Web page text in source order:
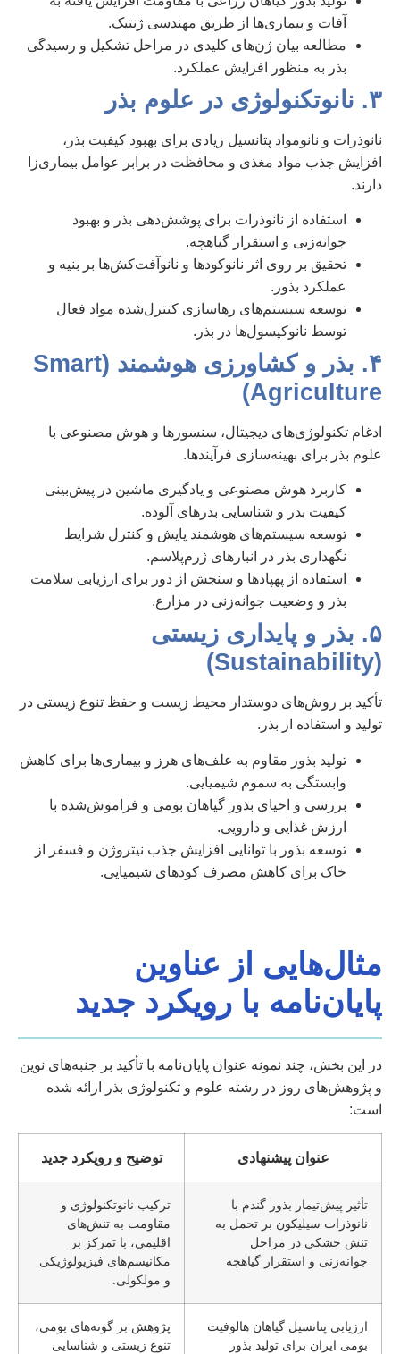
آفات و بیماری‌ها از طریق مهندسی ژنتیک.
مطالعه بیان ژن‌های کلیدی در مراحل تشکیل و رسیدگی
بذر به منظور افزایش عملکرد.
۳. نانوتکنولوژی در علوم بذر
نانوذرات و نانومواد پتانسیل زیادی برای بهبود کیفیت بذر،
افزایش جذب مواد مغذی و محافظت در برابر عوامل بیماری‌زا
دارند.
استفاده از نانوذرات برای پوشش‌دهی بذر و بهبود
جوانه‌زنی و استقرار گیاهچه.
تحقیق بر روی اثر نانوکودها و نانوآفت‌کش‌ها بر بنیه و
عملکرد بذور.
توسعه سیستم‌های رهاسازی کنترل‌شده مواد فعال
توسط نانوکپسول‌ها در بذر.
۴. بذر و کشاورزی هوشمند (Smart
Agriculture)
ادغام تکنولوژی‌های دیجیتال، سنسورها و هوش مصنوعی با
علوم بذر برای بهینه‌سازی فرآیندها.
کاربرد هوش مصنوعی و یادگیری ماشین در پیش‌بینی
کیفیت بذر و شناسایی بذرهای آلوده.
توسعه سیستم‌های هوشمند پایش و کنترل شرایط
نگهداری بذر در انبارهای ژرم‌پلاسم.
استفاده از پهپادها و سنجش از دور برای ارزیابی سلامت
بذر و وضعیت جوانه‌زنی در مزارع.
۵. بذر و پایداری زیستی
(Sustainability)
تأکید بر روش‌های دوستدار محیط زیست و حفظ تنوع زیستی در
تولید و استفاده از بذر.
تولید بذور مقاوم به علف‌های هرز و بیماری‌ها برای کاهش
وابستگی به سموم شیمیایی.
بررسی و احیای بذور گیاهان بومی و فراموش‌شده با
ارزش غذایی و دارویی.
توسعه بذور با توانایی افزایش جذب نیتروژن و فسفر از
خاک برای کاهش مصرف کودهای شیمیایی.
مثال‌هایی از عناوین
پایان‌نامه با رویکرد جدید
در این بخش، چند نمونه عنوان پایان‌نامه با تأکید بر جنبه‌های نوین
و پژوهش‌های روز در رشته علوم و تکنولوژی بذر ارائه شده
است:
عنوان پیشنهادی توضیح و رویکرد جدید
تأثیر پیش‌تیمار بذور گندم با
نانوذرات سیلیکون بر تحمل به
تنش خشکی در مراحل
جوانه‌زنی و استقرار گیاهچه
ترکیب نانوتکنولوژی و
مقاومت به تنش‌های
اقلیمی، با تمرکز بر
مکانیسم‌های فیزیولوژیکی
و مولکولی.
ارزیابی پتانسیل گیاهان هالوفیت
بومی ایران برای تولید بذور
پژوهش بر گونه‌های بومی،
تنوع زیستی و شناسایی